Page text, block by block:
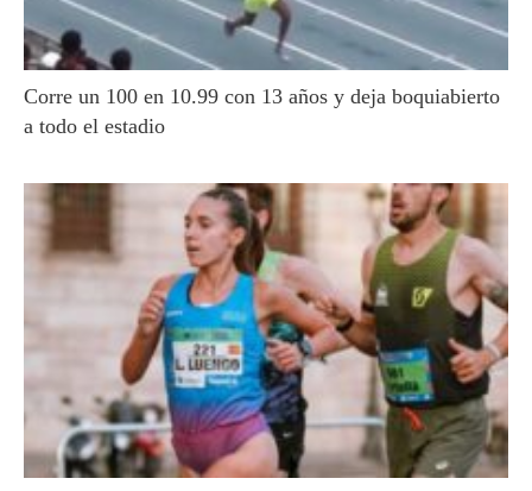
Corre un 100 en 10.99 con 13 años y deja boquiabierto
a todo el estadio